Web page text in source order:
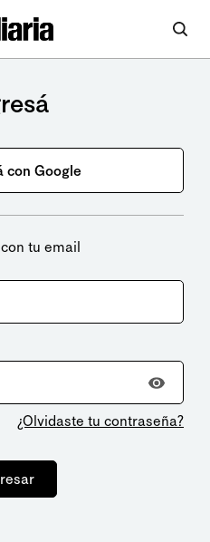
con Google
tu email
¿Olvidaste tu contraseña?